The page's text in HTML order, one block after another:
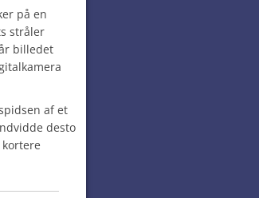
på en
stråler
billedet
af et
desto